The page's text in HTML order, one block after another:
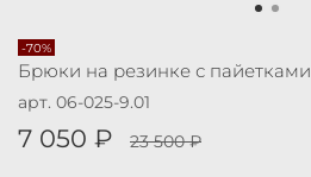
-70%
арт. 06-025-9.01
Брюки на резинке с пайетками
7 050 ₽ 23 500 ₽